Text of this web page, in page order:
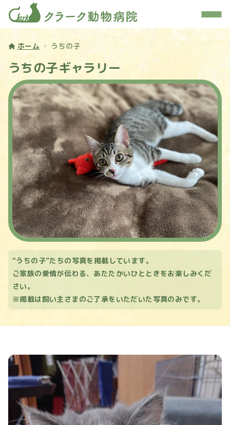
ホーム うちの子
うちの子ギャラリー
“うちの子”たちの写真を掲載しています。
ご家族の愛情が伝わる、あたたかいひとときをお楽しみくだ
さい。
※掲載は飼い主さまのご了承をいただいた写真のみです。